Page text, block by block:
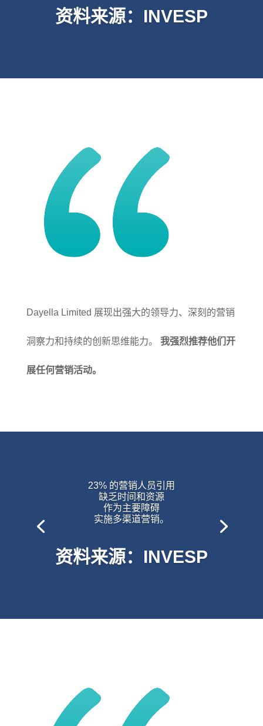
资料来源：INVESP
Dayella Limited 展现出强大的领导力、深刻的营销
洞察力和持续的创新思维能力。 我强烈推荐他们开
展任何营销活动。
23% 的营销人员引用
缺乏时间和资源
作为主要障碍
实施多渠道营销。
资料来源：INVESP